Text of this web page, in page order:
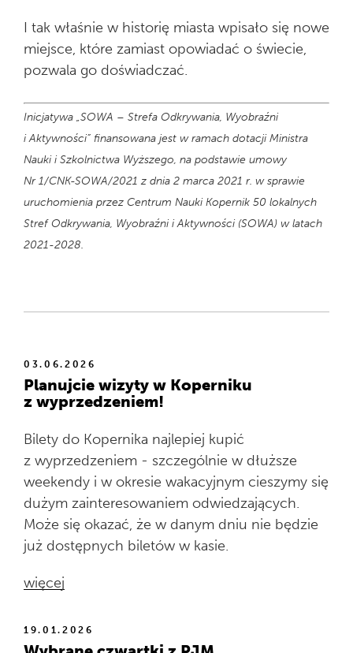
I tak właśnie w historię miasta wpisało się nowe
miejsce, które zamiast opowiadać o świecie,
pozwala go doświadczać.
Inicjatywa „SOWA – Strefa Odkrywania, Wyobraźni
i Aktywności” finansowana jest w ramach dotacji Ministra
Nauki i Szkolnictwa Wyższego, na podstawie umowy
Nr 1/CNK-SOWA/2021 z dnia 2 marca 2021 r. w sprawie
uruchomienia przez Centrum Nauki Kopernik 50 lokalnych
Stref Odkrywania, Wyobraźni i Aktywności (SOWA) w latach
2021-2028.
03.06.2026
Planujcie wizyty w Koperniku
z wyprzedzeniem!
Bilety do Kopernika najlepiej kupić
z wyprzedzeniem - szczególnie w dłuższe
weekendy i w okresie wakacyjnym cieszymy się
dużym zainteresowaniem odwiedzających.
Może się okazać, że w danym dniu nie będzie
już dostępnych biletów w kasie.
więcej
19.01.2026